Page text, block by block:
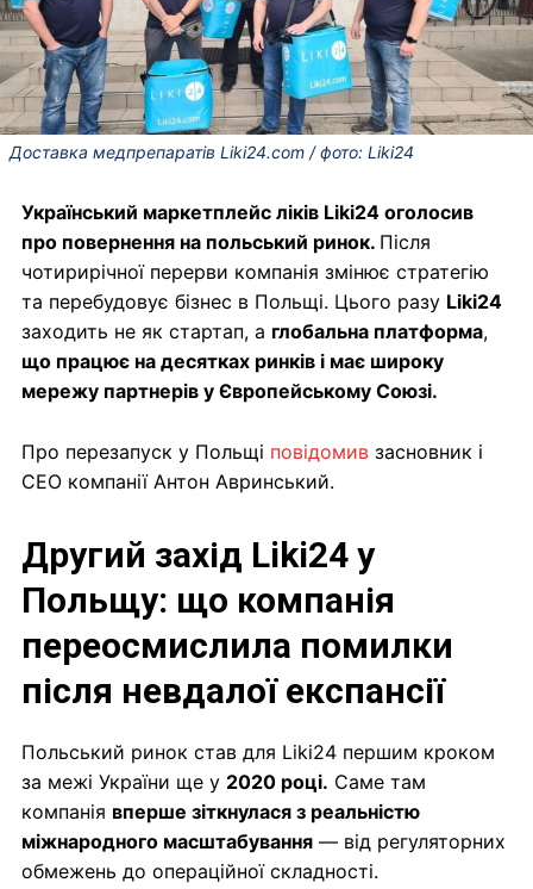
Доставка медпрепаратів Liki24.com / фото: Liki24
Український маркетплейс ліків Liki24 оголосив
про повернення на польський ринок. Після
чотирирічної перерви компанія змінює стратегію
та перебудовує бізнес в Польщі. Цього разу Liki24
заходить не як стартап, а глобальна платформа,
що працює на десятках ринків і має широку
мережу партнерів у Європейському Союзі.
Про перезапуск у Польщі повідомив засновник і
CEO компанії Антон Авринський.
Другий захід Liki24 у
Польщу: що компанія
переосмислила помилки
після невдалої експансії
Польський ринок став для Liki24 першим кроком
за межі України ще у 2020 році. Саме там
компанія вперше зіткнулася з реальністю
міжнародного масштабування — від регуляторних
обмежень до операційної складності.